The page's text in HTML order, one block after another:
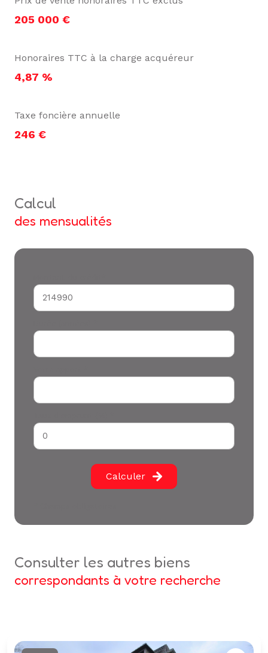
205 000 €
Honoraires TTC à la charge acquéreur
4,87 %
Taxe foncière annuelle
246 €
calcul
des mensualités
Calculer
consulter les autres biens
correspondants à votre recherche